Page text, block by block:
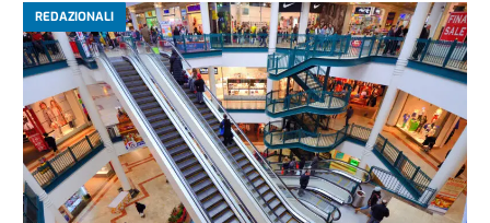
REDAZIONALI